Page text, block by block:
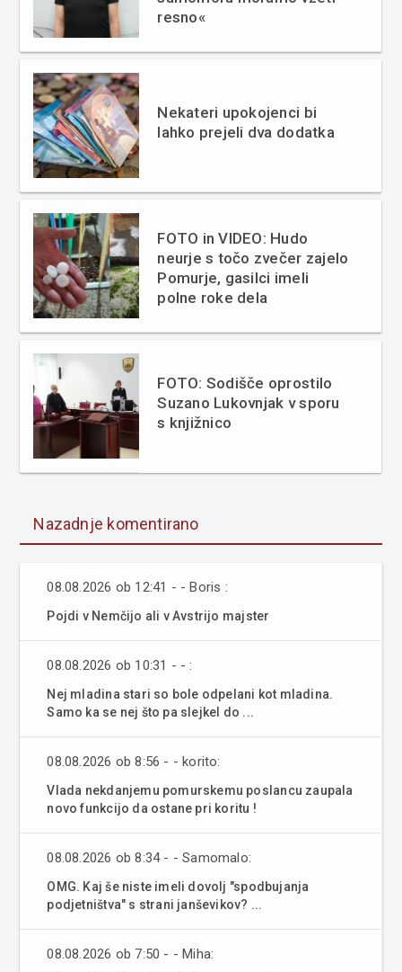
resno«
Nekateri upokojenci bi
lahko prejeli dva dodatka
FOTO in VIDEO: Hudo
neurje s točo zvečer zajelo
Pomurje, gasilci imeli
polne roke dela
FOTO: Sodišče oprostilo
Suzano Lukovnjak v sporu
s knjižnico
Nazadnje komentirano
08.08.2026 ob 12:41 - - Boris :
Pojdi v Nemčijo ali v Avstrijo majster
08.08.2026 ob 10:31 - - :
Nej mladina stari so bole odpelani kot mladina.
Samo ka se nej što pa slejkel do ...
08.08.2026 ob 8:56 - - korito:
Vlada nekdanjemu pomurskemu poslancu zaupala
novo funkcijo da ostane pri koritu !
08.08.2026 ob 8:34 - - Samomalo:
OMG. Kaj še niste imeli dovolj "spodbujanja
podjetništva" s strani janševikov? ...
08.08.2026 ob 7:50 - - Miha: